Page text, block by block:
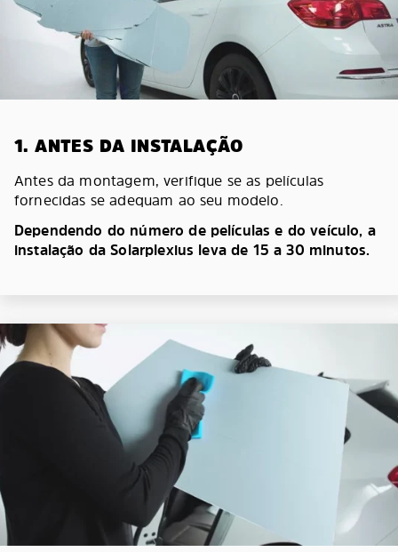
1. ANTES DA INSTALAÇÃO
Antes da montagem, verifique se as películas
fornecidas se adequam ao seu modelo.
Dependendo do número de películas e do veículo, a
instalação da Solarplexius leva de 15 a 30 minutos.